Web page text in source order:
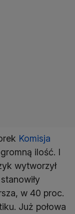
Komisja
ilość. I
wytworzył
w 40 proc.
Już połowa